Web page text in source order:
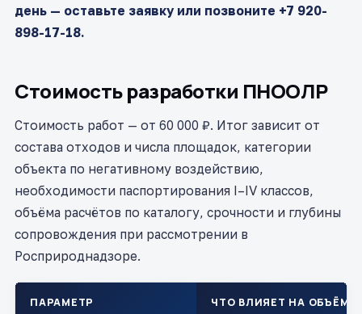
день — оставьте заявку или позвоните +7 920-
898-17-18.
Стоимость разработки ПНООЛР
Стоимость работ — от 60 000 ₽. Итог зависит от
состава отходов и числа площадок, категории
объекта по негативному воздействию,
необходимости паспортирования I–IV классов,
объёма расчётов по каталогу, срочности и глубины
сопровождения при рассмотрении в
Росприроднадзоре.
ПАРАМЕТР ЧТО ВЛИЯЕТ НА ОБЪЁМ